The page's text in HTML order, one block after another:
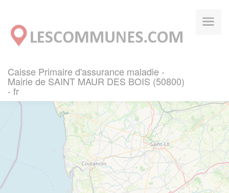
Caisse Primaire d'assurance maladie -
Mairie de SAINT MAUR DES BOIS (50800)
- fr